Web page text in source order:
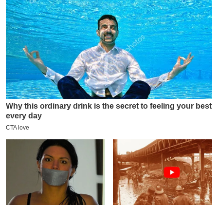
2
0
2
6
क्रा
इ
म
ई
-
पे
प